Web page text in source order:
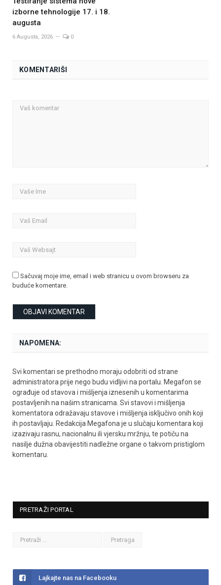
izborne tehnologije 17. i 18.
augusta
6 Augusta, 2026 0
KOMENTARIŠI
Sačuvaj moje ime, email i web stranicu u ovom browseru za
buduće komentare.
NAPOMENA:
Svi komentari se prethodno moraju odobriti od strane
administratora prije nego budu vidljivi na portalu. Megafon se
ograđuje od stavova i mišljenja iznesenih u komentarima
postavljenih na našim stranicama. Svi stavovi i mišljenja
komentatora odražavaju stavove i mišljenja isključivo onih koji
ih postavljaju. Redakcija Megafona je u slučaju komentara koji
izazivaju rasnu, nacionalnu ili vjersku mržnju, te potiču na
nasilje dužna obavijestiti nadležne organe o takvom pristiglom
komentaru.
PRETRAŽI PORTAL
Lajkajte nas na Facebooku